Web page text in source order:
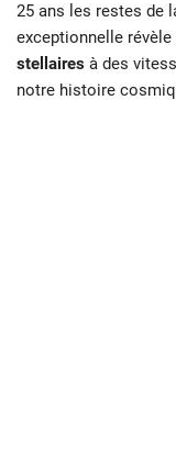
25 ans les restes de
exceptionnelle révèle
stellaires à des
notre histoire